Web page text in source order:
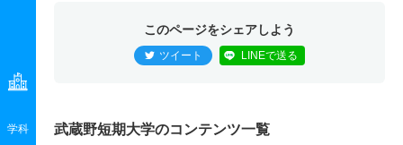
学科
このページをシェアしよう
ツイート LINEで送る
武蔵野短期大学のコンテンツ一覧